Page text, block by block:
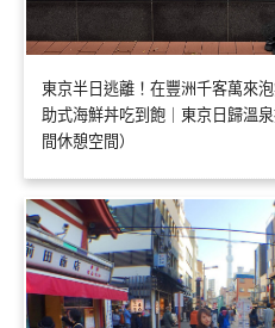
東京半日逃離！在豐洲千客萬來
助式海鮮丼吃到飽｜東京日歸溫
間休憩空間）